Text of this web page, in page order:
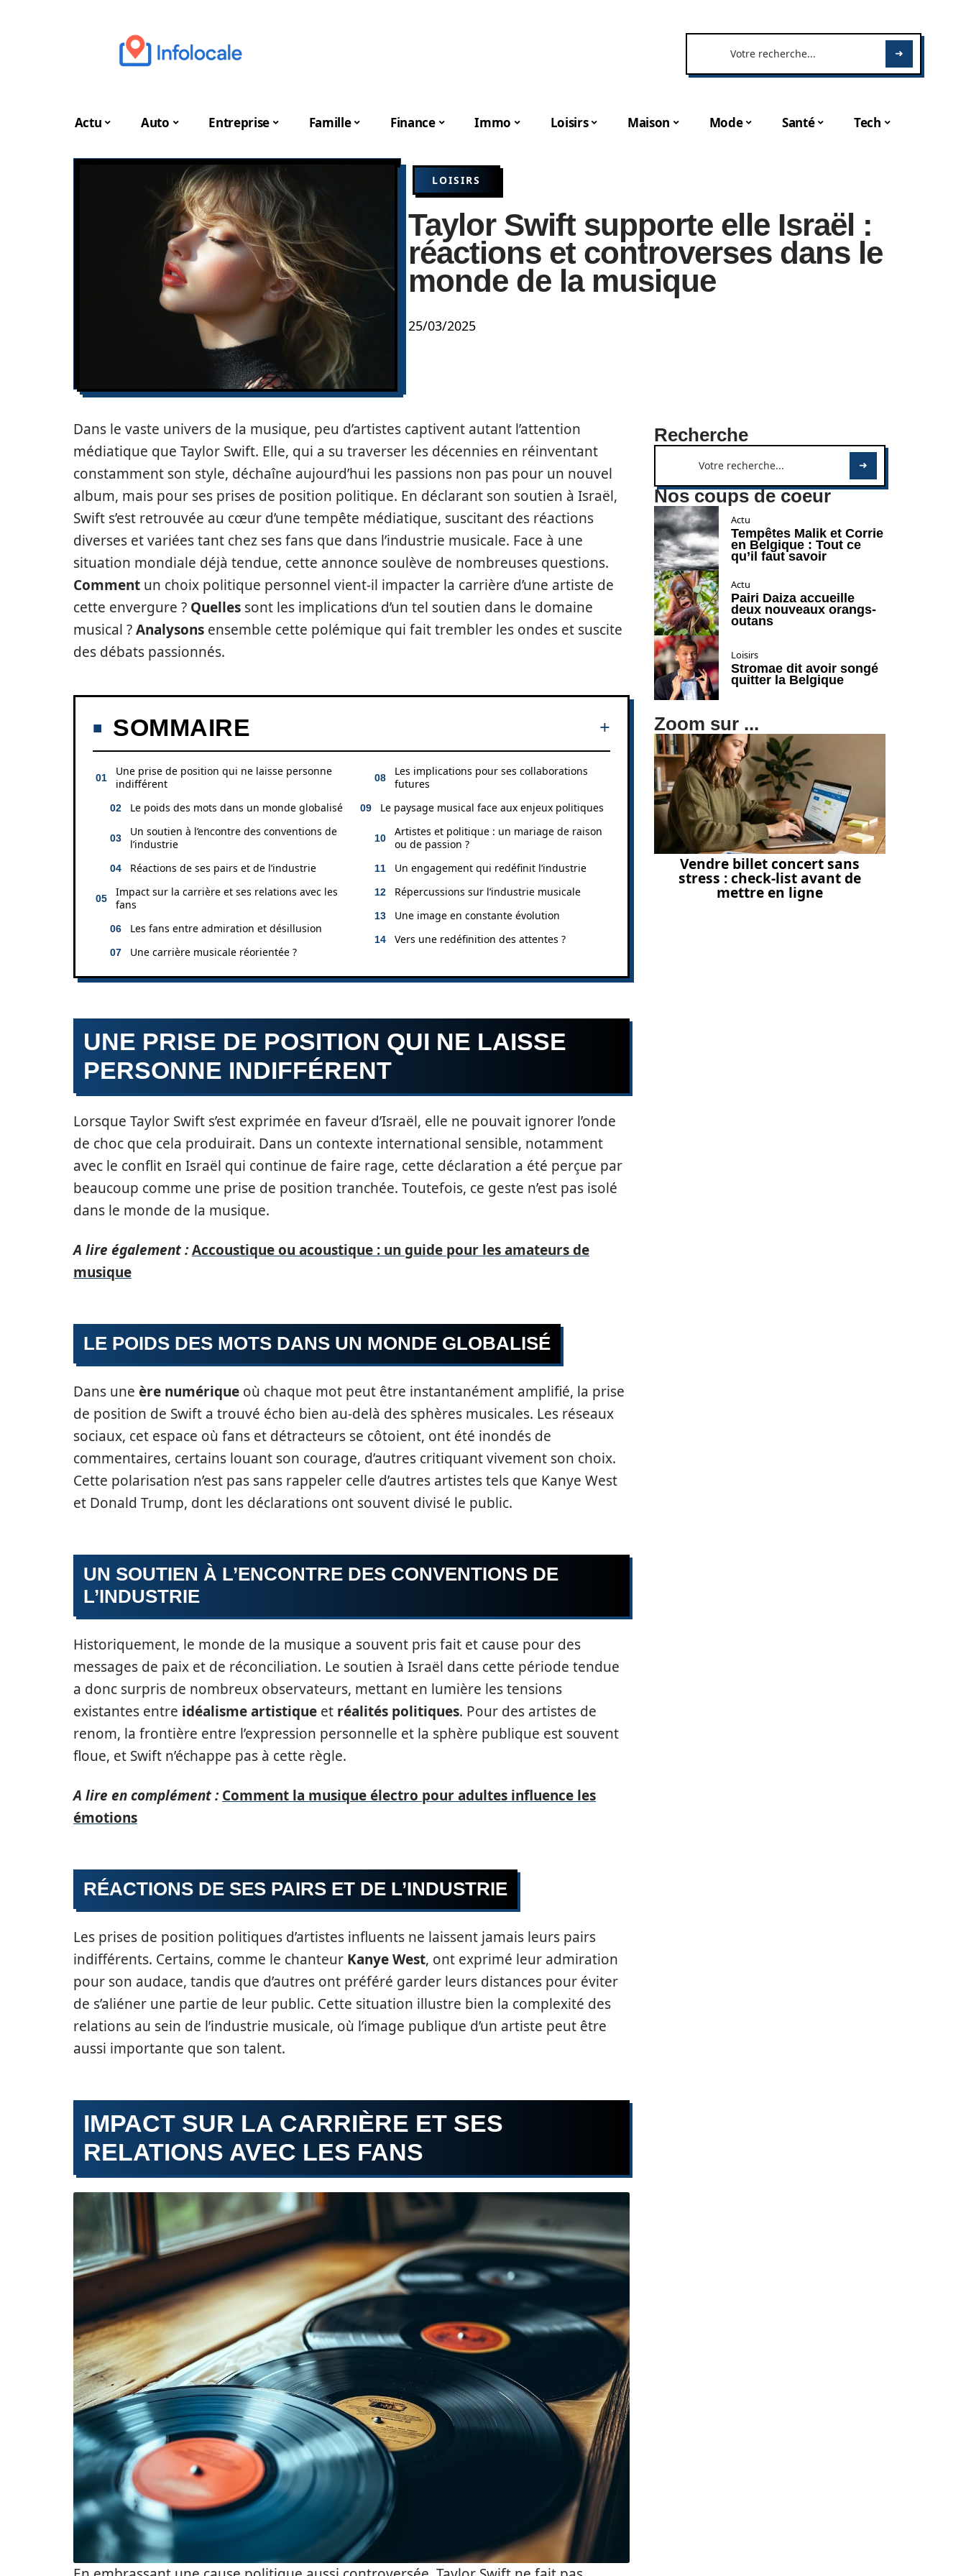
Actu Auto Entreprise Famille Finance Immo Loisirs Maison Mode Santé Tech
LOISIRS
Taylor Swift supporte elle Israël :
réactions et controverses dans le
monde de la musique
25/03/2025
Dans le vaste univers de la musique, peu d’artistes captivent autant l’attention
médiatique que Taylor Swift. Elle, qui a su traverser les décennies en réinventant
constamment son style, déchaîne aujourd’hui les passions non pas pour un nouvel
album, mais pour ses prises de position politique. En déclarant son soutien à Israël,
Swift s’est retrouvée au cœur d’une tempête médiatique, suscitant des réactions
diverses et variées tant chez ses fans que dans l’industrie musicale. Face à une
situation mondiale déjà tendue, cette annonce soulève de nombreuses questions.
Comment un choix politique personnel vient-il impacter la carrière d’une artiste de
cette envergure ? Quelles sont les implications d’un tel soutien dans le domaine
musical ?Analysons ensemble cette polémique qui fait trembler les ondes et suscite
des débats passionnés.
SOMMAIRE
Une prise de position qui ne laisse personne
indifférent
Le poids des mots dans un monde globalisé
Un soutien à l’encontre des conventions de
l’industrie
Réactions de ses pairs et de l’industrie
Impact sur la carrière et ses relations avec les
fans
Les fans entre admiration et désillusion
Une carrière musicale réorientée ?
Les implications pour ses collaborations
futures
Le paysage musical face aux enjeux politiques
Artistes et politique : un mariage de raison
ou de passion ?
Un engagement qui redéfinit l’industrie
Répercussions sur l’industrie musicale
Une image en constante évolution
Vers une redéfinition des attentes ?
UNE PRISE DE POSITION QUI NE LAISSE
PERSONNE INDIFFÉRENT
Lorsque Taylor Swift s’est exprimée en faveur d’Israël, elle ne pouvait ignorer l’onde
de choc que cela produirait. Dans un contexte international sensible, notamment
avec le conflit en Israël qui continue de faire rage, cette déclaration a été perçue par
beaucoup comme une prise de position tranchée. Toutefois, ce geste n’est pas isolé
dans le monde de la musique.
A lire également :Accoustique ou acoustique : un guide pour les amateurs de
musique
LE POIDS DES MOTS DANS UN MONDE GLOBALISÉ
Dans une ère numérique où chaque mot peut être instantanément amplifié, la prise
de position de Swift a trouvé écho bien au-delà des sphères musicales. Les réseaux
sociaux, cet espace où fans et détracteurs se côtoient, ont été inondés de
commentaires, certains louant son courage, d’autres critiquant vivement son choix.
Cette polarisation n’est pas sans rappeler celle d’autres artistes tels que Kanye West
et Donald Trump, dont les déclarations ont souvent divisé le public.
UN SOUTIEN À L’ENCONTRE DES CONVENTIONS DE
L’INDUSTRIE
Historiquement, le monde de la musique a souvent pris fait et cause pour des
messages de paix et de réconciliation. Le soutien à Israël dans cette période tendue
a donc surpris de nombreux observateurs, mettant en lumière les tensions
existantes entre idéalisme artistique et réalités politiques. Pour des artistes de
renom, la frontière entre l’expression personnelle et la sphère publique est souvent
floue, et Swift n’échappe pas à cette règle.
A lire en complément : Comment la musique électro pour adultes influence les
émotions
RÉACTIONS DE SES PAIRS ET DE L’INDUSTRIE
Les prises de position politiques d’artistes influents ne laissent jamais leurs pairs
indifférents. Certains, comme le chanteur Kanye West, ont exprimé leur admiration
pour son audace, tandis que d’autres ont préféré garder leurs distances pour éviter
de s’aliéner une partie de leur public. Cette situation illustre bien la complexité des
relations au sein de l’industrie musicale, où l’image publique d’un artiste peut être
aussi importante que son talent.
IMPACT SUR LA CARRIÈRE ET SES
RELATIONS AVEC LES FANS
Recherche
Nos coups de coeur
Actu
Tempêtes Malik et Corrie
en Belgique : Tout ce
qu’il faut savoir
Actu
Pairi Daiza accueille
deux nouveaux orangs-
outans
Loisirs
Stromae dit avoir songé
quitter la Belgique
Zoom sur ...
Vendre billet concert sans
stress : check-list avant de
mettre en ligne